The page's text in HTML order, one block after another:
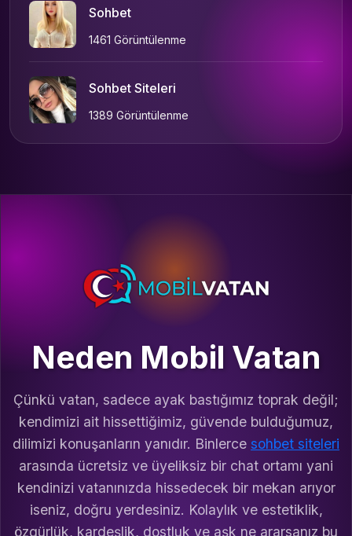
Sohbet
1461 Görüntülenme
Sohbet Siteleri
1389 Görüntülenme
Neden Mobil Vatan
Çünkü vatan, sadece ayak bastığımız toprak değil;
kendimizi ait hissettiğimiz, güvende bulduğumuz,
dilimizi konuşanların yanıdır. Binlerce sohbet siteleri
arasında ücretsiz ve üyeliksiz bir chat ortamı yani
kendinizi vatanınızda hissedecek bir mekan arıyor
iseniz, doğru yerdesiniz. Kolaylık ve estetiklik,
özgürlük, kardeşlik, dostluk ve aşk ne ararsanız bu